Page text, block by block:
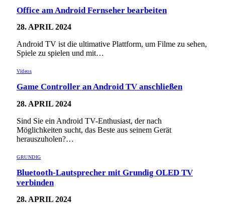
Office am Android Fernseher bearbeiten
28. APRIL 2024
Android TV ist die ultimative Plattform, um Filme zu sehen,
Spiele zu spielen und mit…
Videos
Game Controller an Android TV anschließen
28. APRIL 2024
Sind Sie ein Android TV-Enthusiast, der nach
Möglichkeiten sucht, das Beste aus seinem Gerät
herauszuholen?…
GRUNDIG
Bluetooth-Lautsprecher mit Grundig OLED TV
verbinden
28. APRIL 2024